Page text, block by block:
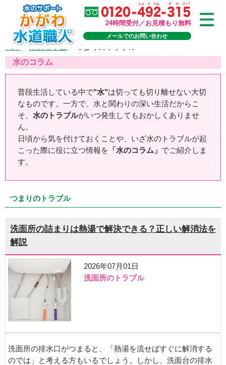
24時間受付／お見積もり無料
メールでのお問い合わせ
TOP>水のコラム >
水のコラム
普段生活している中で"水"は切っても切り離せない大切
なものです。一方で、水と関わりの深い生活だからこ
そ、 水のトラブルがいつ発生してもおかしくありませ
ん。
日頃から気を付けておくことや、いざ水のトラブルが起
こった際に役に立つ情報を 「水のコラム」 でご紹介しま
す。
つまりのトラブル
洗面所の詰まりは熱湯で解決できる？正しい解消法を
解説
2026年07月01日
洗面所のトラブル
洗面所の排水口がつまると、「熱湯を流せばすぐに解消する
のでは」と考える方もいるでしょう。しかし、洗面台の排水